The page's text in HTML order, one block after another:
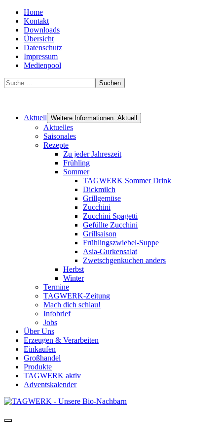
Home
Kontakt
Downloads
Übersicht
Datenschutz
Impressum
Medienpool
Suchen
Aktuell Weitere Informationen: Aktuell
Aktuelles
Saisonales
Rezepte
Zu jeder Jahreszeit
Frühling
Sommer
TAGWERK Sommer Drink
Dickmilch
Grillgemüse
Zucchini
Zucchini Spagetti
Gefüllte Zucchini
Grillsaison
Frühlingszwiebel-Suppe
Asia-Gurkensalat
Zwetschgenkuchen anders
Herbst
Winter
Termine
TAGWERK-Zeitung
Mach dich schlau!
Infobrief
Jobs
Über Uns
Erzeugen & Verarbeiten
Einkaufen
Großhandel
Produkte
TAGWERK aktiv
Adventskalender